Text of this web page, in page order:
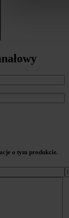
o tym produkcie.